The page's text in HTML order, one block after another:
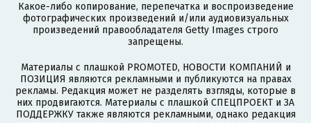
Какое-либо копирование, перепечатка и воспроизведение
фотографических произведений и/или аудиовизуальных
произведений правообладателя Getty Images строго
запрещены.
Материалы с плашкой PROMOTED, НОВОСТИ КОМПАНИЙ и
ПОЗИЦИЯ являются рекламными и публикуются на правах
рекламы. Редакция может не разделять взгляды, которые в
них продвигаются. Материалы с плашкой СПЕЦПРОЕКТ и ЗА
ПОДДЕРЖКУ также являются рекламными, однако редакция